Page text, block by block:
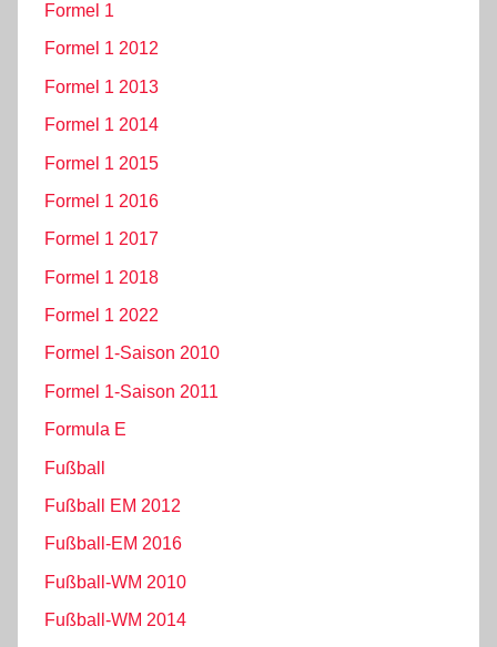
Formel 1
Formel 1 2012
Formel 1 2013
Formel 1 2014
Formel 1 2015
Formel 1 2016
Formel 1 2017
Formel 1 2018
Formel 1 2022
Formel 1-Saison 2010
Formel 1-Saison 2011
Formula E
Fußball
Fußball EM 2012
Fußball-EM 2016
Fußball-WM 2010
Fußball-WM 2014